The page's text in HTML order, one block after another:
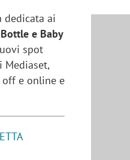
dedicata ai
e Baby
spot
off e online e